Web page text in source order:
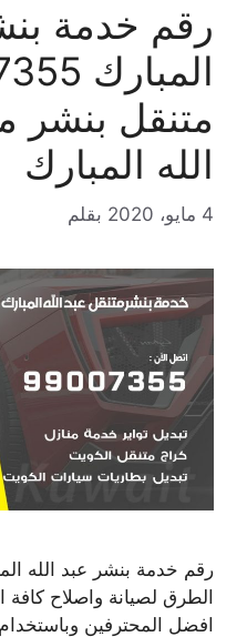
رقم خدمة
متنقل بنشر
الله المبارك
4 مايو، 2020 بقلم
رقم خدمة بنشر عبد الله
الطرق لصيانة واصلاح كافة
افضل المحترفين